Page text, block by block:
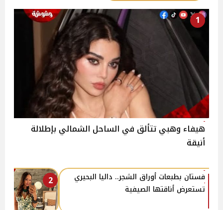
1
هيفاء وهبي تتألق في الساحل الشمالي بإطلالة
أنيقة
2
فستان بطبعات أوراق الشجر.. داليا البحيري
تستعرض أناقتها الصيفية